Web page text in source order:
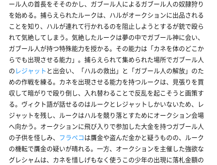
ール人の首長をそそのかし、ガブール人によるガブール人の奴隷狩り
を始める。捕らえられたルークは、ハルがオークションに出品される
ことを知り、ハルが連れて行かれるのを阻止しようとするが銃で殴ら
れて気絶してしまう。気絶したルークは夢の中でガブール神に会い、
ガブール人が持つ特殊能力を授かる。その能力は「カネを体のどこか
らでも出現させる能力」。捕らえられて集められた場所でガブール人
の レジャット と出会い、「ハルの救出」と「ガブール人の解放」のた
めの作戦を練る。カネを出現させる能力を持つルークは、見張りを買
収して暗がりで殴り倒し、入れ替わることで反乱を起こそうと画策す
る。ヴィクト語が話せるのはルークとレジャットしかいないため、レ
ジャットを残し、ルークはハルを競り落とすためにオークション会場
へ向かう。オークションに飛び入りで参加した大金を持つガブール人
の子供を怪しみ、
フラペコは贋金や盗んだ金かと疑うものの、ルーク
の機転で贋金の疑いが晴れる。一方、オークションを主催した強欲な
グレシャムは、カネを惜しげもなく使うこの少年の出現に落札金額の